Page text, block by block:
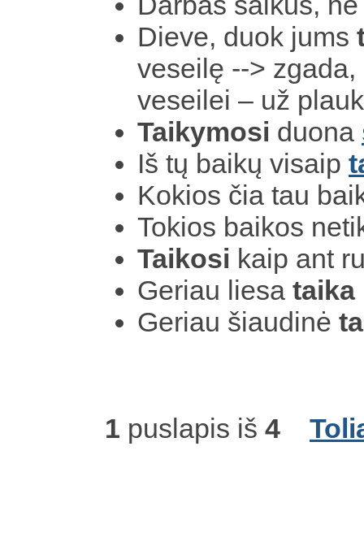
Dieve, duok jums
veseilę -->
veseilei – už
Taikymosi duona
Iš tų baikų visaip
Kokios čia tau
Tokios baikos
Taikosi kaip ant
Geriau liesa taika
Geriau šiaudinė
1 puslapis iš 4